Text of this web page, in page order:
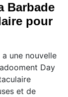
Barbade
pour
une nouvelle
Day
et de